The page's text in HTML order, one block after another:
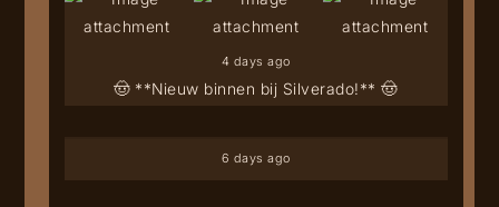
🤠 **Nieuw binnen bij Silverado!** 🤠
4 days ago
6 days ago